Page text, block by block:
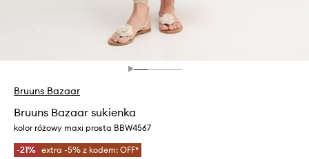
Bruuns Bazaar
Bruuns Bazaar sukienka
kolor różowy maxi prosta BBW4567
-21% extra -5% z kodem: OFF*